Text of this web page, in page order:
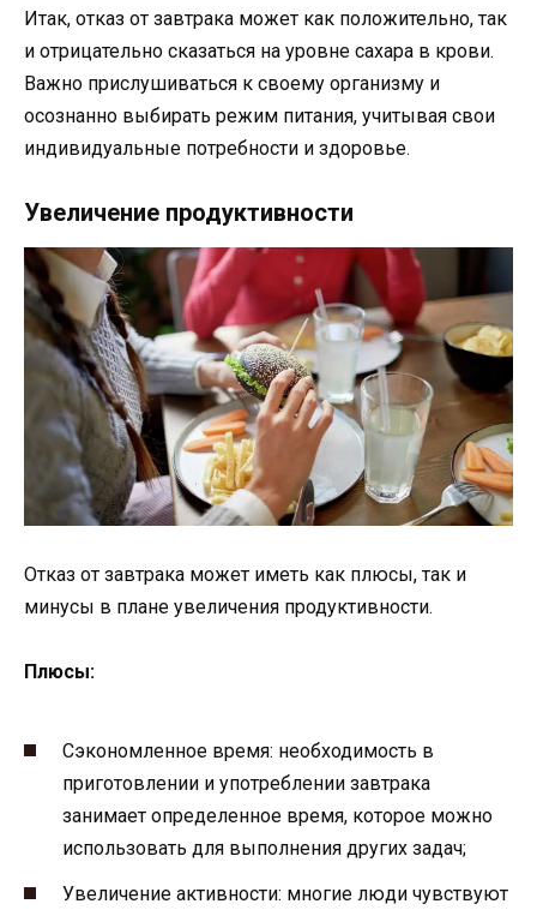
Итак, отказ от завтрака может как положительно, так
и отрицательно сказаться на уровне сахара в крови.
Важно прислушиваться к своему организму и
осознанно выбирать режим питания, учитывая свои
индивидуальные потребности и здоровье.
Увеличение продуктивности
Отказ от завтрака может иметь как плюсы, так и
минусы в плане увеличения продуктивности.
Плюсы:
Сэкономленное время: необходимость в
приготовлении и употреблении завтрака
занимает определенное время, которое можно
использовать для выполнения других задач;
Увеличение активности: многие люди чувствуют